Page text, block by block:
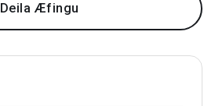
Deila Æfingu